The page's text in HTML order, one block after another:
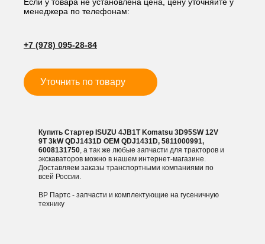
Komatsu
9T
менеджера по телефонам:
+7 (978) 095-28-84
Уточнить по товару
Купить Стартер ISUZU 4JB1T Komatsu 3D95SW 12V
9T 3kW QDJ1431D OEM QDJ1431D, 5811000991,
6008131750, а так же любые запчасти для тракторов и
экскаваторов можно в нашем интернет-магазине.
Доставляем заказы транспортными компаниями по
всей России.
ВР Партс - запчасти и комплектующие на гусеничную
технику